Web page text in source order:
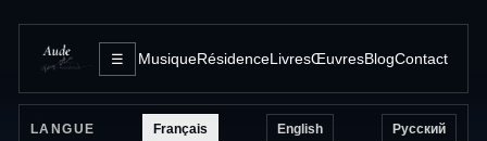
☰ MusiqueRésidenceLivresŒuvresBlogContact
LANGUE Français English Русский